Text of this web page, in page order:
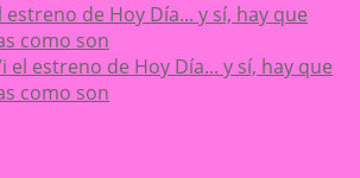
estreno de Hoy Día... y sí, hay que
como son
el estreno de Hoy Día... y sí, hay que
como son